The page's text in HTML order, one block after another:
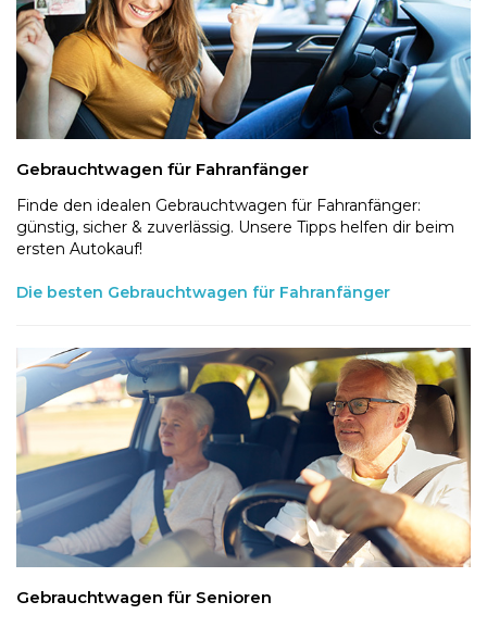
Gebrauchtwagen für Fahranfänger
Finde den idealen Gebrauchtwagen für Fahranfänger:
günstig, sicher & zuverlässig. Unsere Tipps helfen dir beim
ersten Autokauf!
Die besten Gebrauchtwagen für Fahranfänger
Gebrauchtwagen für Senioren